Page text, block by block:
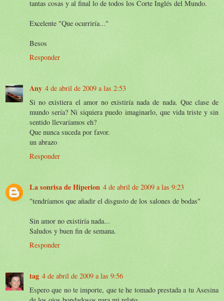
tantas cosas y al final lo de todos los Corte Inglés del Mundo.
Excelente "Que ocurriría..."
Besos
Responder
Any 4 de abril de 2009 a las 2:53
Si no existiera el amor no existiría nada de nada. Que clase de
mundo sería? Ni siquiera puedo imaginarlo, que vida triste y sin
sentido llevaríamos eh?
Que nunca suceda por favor.
un abrazo
Responder
La sonrisa de Hiperion 4 de abril de 2009 a las 9:23
"tendríamos que añadir el disgusto de los salones de bodas"
Sin amor no existiría nada...
Saludos y buen fin de semana.
Responder
tag 4 de abril de 2009 a las 9:56
Espero que no te importe, que te he tomado prestada a tu Asesina